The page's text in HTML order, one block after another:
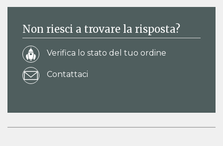
Non riesci a trovare la risposta?
Verifica lo stato del tuo ordine
Contattaci